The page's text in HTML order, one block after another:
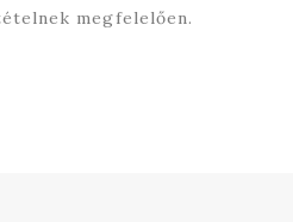
megfelelően.